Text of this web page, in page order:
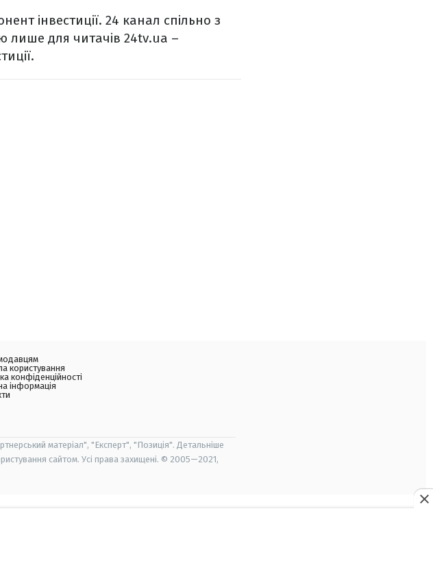
інвестиції. 24 канал спільно з
лише для читачів 24tv.ua –
користування
конфіденційності
інформація
матеріал", "Експерт", "Позиція". Детальніше
сайтом. Усі права захищені. © 2005—2021,